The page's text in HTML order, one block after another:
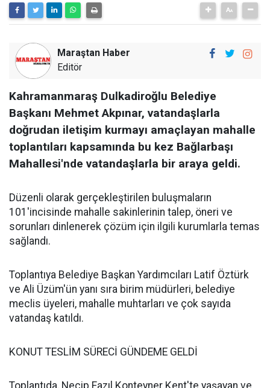
Maraştan Haber
Editör
Kahramanmaraş Dulkadiroğlu Belediye
Başkanı Mehmet Akpınar, vatandaşlarla
doğrudan iletişim kurmayı amaçlayan mahalle
toplantıları kapsamında bu kez Bağlarbaşı
Mahallesi'nde vatandaşlarla bir araya geldi.
Düzenli olarak gerçekleştirilen buluşmaların
101'incisinde mahalle sakinlerinin talep, öneri ve
sorunları dinlenerek çözüm için ilgili kurumlarla temas
sağlandı.
Toplantıya Belediye Başkan Yardımcıları Latif Öztürk
ve Ali Üzüm'ün yanı sıra birim müdürleri, belediye
meclis üyeleri, mahalle muhtarları ve çok sayıda
vatandaş katıldı.
KONUT TESLİM SÜRECİ GÜNDEME GELDİ
Toplantıda, Necip Fazıl Konteyner Kent'te yaşayan ve